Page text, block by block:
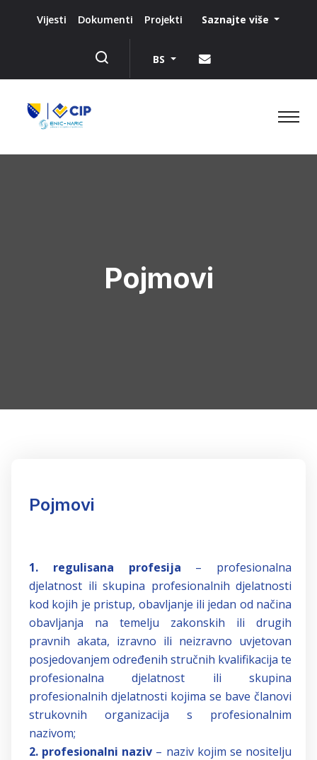
Vijesti Dokumenti Projekti Saznajte više
BS
Pojmovi
Pojmovi
1. regulisana profesija – profesionalna
djelatnost ili skupina profesionalnih djelatnosti
kod kojih je pristup, obavljanje ili jedan od načina
obavljanja na temelju zakonskih ili drugih
pravnih akata, izravno ili neizravno uvjetovan
posjedovanjem određenih stručnih kvalifikacija te
profesionalna djelatnost ili skupina
profesionalnih djelatnosti kojima se bave članovi
strukovnih organizacija s profesionalnim
nazivom;
2. profesionalni naziv – naziv kojim se nositelju